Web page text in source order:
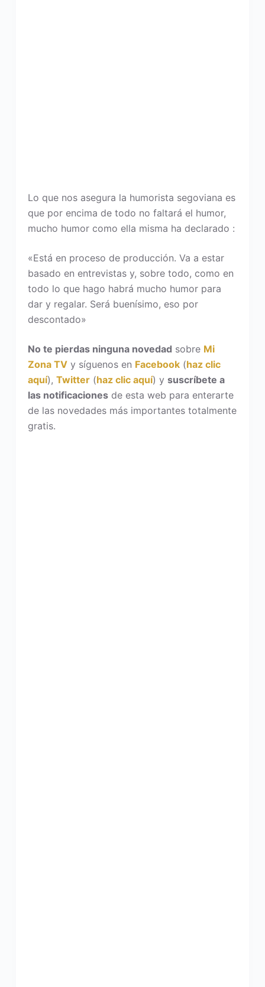
Lo que nos asegura la humorista segoviana es
que por encima de todo no faltará el humor,
mucho humor como ella misma ha declarado :
«Está en proceso de producción. Va a estar
basado en entrevistas y, sobre todo, como en
todo lo que hago habrá mucho humor para
dar y regalar. Será buenísimo, eso por
descontado»
No te pierdas ninguna novedad sobre Mi
Zona TVy síguenos en Facebook(haz clic
aquí), Twitter(haz clic aquí) y suscríbete a
las notificacionesde esta web para enterarte
de las novedades más importantes totalmente
gratis.